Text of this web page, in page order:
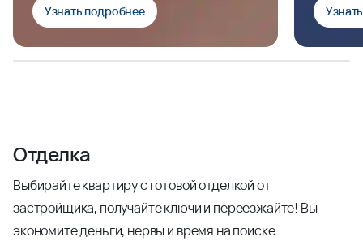
Узнать подробнее
Отделка
Выбирайте квартиру с готовой отделкой от
застройщика, получайте ключи и переезжайте! Вы
экономите деньги, нервы и время на поиске